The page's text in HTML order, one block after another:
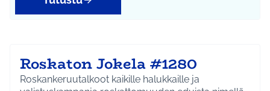
Roskaton Jokela #1280
Roskankeruutalkoot kaikille halukkaille ja